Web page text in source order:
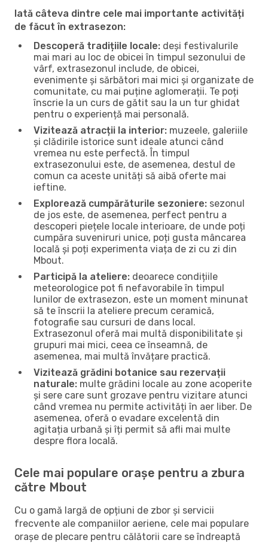
Iată câteva dintre cele mai importante activități
de făcut în extrasezon:
Descoperă tradițiile locale: deși festivalurile
mai mari au loc de obicei în timpul sezonului de
vârf, extrasezonul include, de obicei,
evenimente și sărbători mai mici și organizate de
comunitate, cu mai puține aglomerații. Te poți
înscrie la un curs de gătit sau la un tur ghidat
pentru o experiență mai personală.
Vizitează atracții la interior: muzeele, galeriile
și clădirile istorice sunt ideale atunci când
vremea nu este perfectă. În timpul
extrasezonului este, de asemenea, destul de
comun ca aceste unități să aibă oferte mai
ieftine.
Explorează cumpărăturile sezoniere: sezonul
de jos este, de asemenea, perfect pentru a
descoperi piețele locale interioare, de unde poți
cumpăra suveniruri unice, poți gusta mâncarea
locală și poți experimenta viața de zi cu zi din
Mbout.
Participă la ateliere: deoarece condițiile
meteorologice pot fi nefavorabile în timpul
lunilor de extrasezon, este un moment minunat
să te înscrii la ateliere precum ceramică,
fotografie sau cursuri de dans local.
Extrasezonul oferă mai multă disponibilitate și
grupuri mai mici, ceea ce înseamnă, de
asemenea, mai multă învățare practică.
Vizitează grădini botanice sau rezervații
naturale: multe grădini locale au zone acoperite
și sere care sunt grozave pentru vizitare atunci
când vremea nu permite activități în aer liber. De
asemenea, oferă o evadare excelentă din
agitația urbană și îți permit să afli mai multe
despre flora locală.
Cele mai populare orașe pentru a zbura
către Mbout
Cu o gamă largă de opțiuni de zbor și servicii
frecvente ale companiilor aeriene, cele mai populare
orașe de plecare pentru călătorii care se îndreaptă